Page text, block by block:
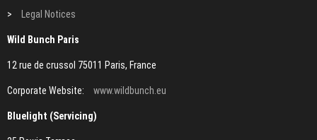
> Legal Notices
Wild Bunch Paris
12 rue de crussol 75011 Paris, France
Corporate Website: www.wildbunch.eu
Bluelight (Servicing)